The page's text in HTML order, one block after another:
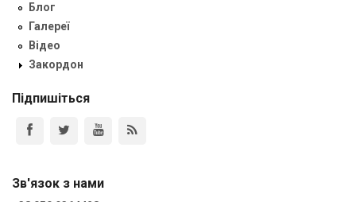
Блог
Галереї
Відео
Закордон
Підпишіться
Зв'язок з нами